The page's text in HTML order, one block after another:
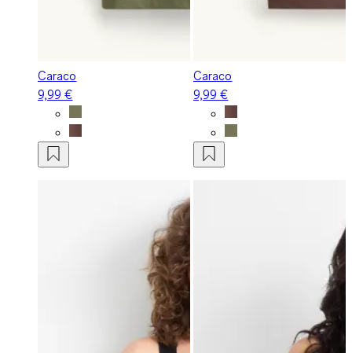
Caraco
9,99 €
Caraco
9,99 €